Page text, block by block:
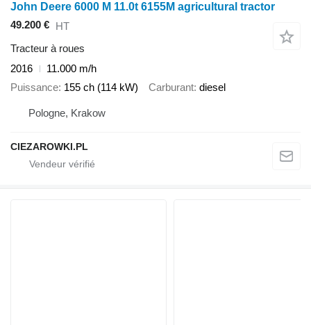
John Deere 6000 M 11.0t 6155M agricultural tractor
49.200 € HT
Tracteur à roues
2016
11.000 m/h
Puissance 155 ch (114 kW) Carburant diesel
Pologne, Krakow
CIEZAROWKI.PL